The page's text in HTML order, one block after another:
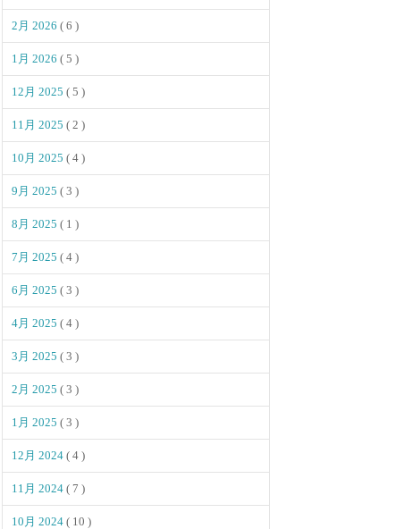
2月 2026 ( 6 )
1月 2026 ( 5 )
12月 2025 ( 5 )
11月 2025 ( 2 )
10月 2025 ( 4 )
9月 2025 ( 3 )
8月 2025 ( 1 )
7月 2025 ( 4 )
6月 2025 ( 3 )
4月 2025 ( 4 )
3月 2025 ( 3 )
2月 2025 ( 3 )
1月 2025 ( 3 )
12月 2024 ( 4 )
11月 2024 ( 7 )
10月 2024 ( 10 )